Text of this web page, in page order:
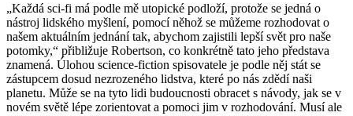
„Každá sci-fi má podle mě utopické podloží, protože se jedná o
nástroj lidského myšlení, pomocí něhož se můžeme rozhodovat o
našem aktuálním jednání tak, abychom zajistili lepší svět pro naše
potomky,“ přibližuje Robertson, co konkrétně tato jeho představa
znamená. Úlohou science-fiction spisovatele je podle něj stát se
zástupcem dosud nezrozeného lidstva, které po nás zdědí naši
planetu. Může se na tyto lidi budoucnosti obracet s návody, jak se v
novém světě lépe zorientovat a pomoci jim v rozhodování. Musí ale